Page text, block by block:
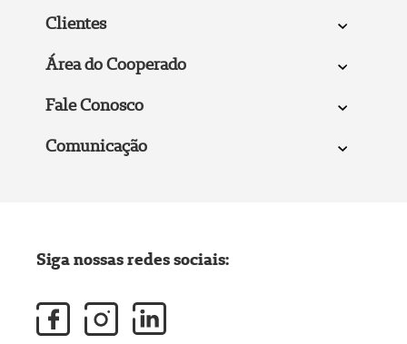
Clientes
Área do Cooperado
Fale Conosco
Comunicação
Siga nossas redes sociais: